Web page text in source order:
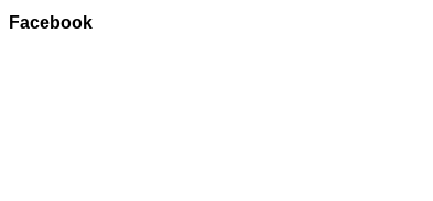
Facebook